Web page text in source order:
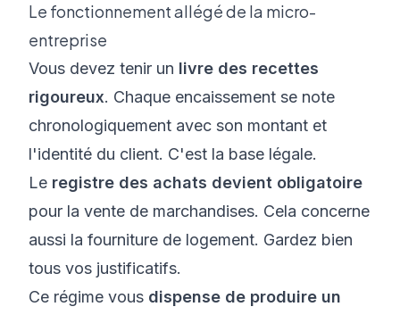
Le fonctionnement allégé de la micro-
entreprise
Vous devez tenir un livre des recettes
rigoureux. Chaque encaissement se note
chronologiquement avec son montant et
l'identité du client. C'est la base légale.
Le registre des achats devient obligatoire
pour la vente de marchandises. Cela concerne
aussi la fourniture de logement. Gardez bien
tous vos justificatifs.
Ce régime vous dispense de produire un